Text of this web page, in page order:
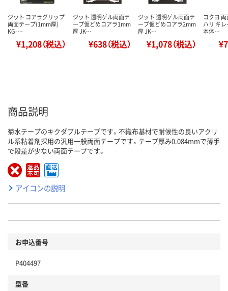
ジット コアラグリップ
両面テープ(1mm厚)
KG-…
¥1,208（税込）
ジット 透明ゲル両面テ
ープ仮どめコアラ1mm
厚 JK…
¥638（税込）
ジット 透明ゲル両面テ
ープ仮どめコアラ2mm
厚 JK…
¥1,078（税込）
コクヨ
ハリ キ
本体…
商品説明
菊水テープのキクダブルテープです。不織布基材で耐候性の良いアクリ
ル系粘着剤採用の汎用一般両面テープです。テープ厚み0.084mmで薄手
で段差が少ない両面テープです。
アイコンの説明
お申込番号
P404497
型番